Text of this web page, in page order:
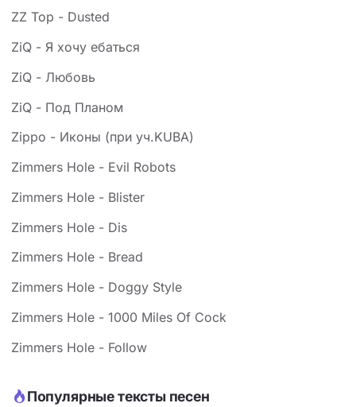
ZZ Top - Dusted
ZiQ - Я хочу ебаться
ZiQ - Любовь
ZiQ - Под Планом
Zippo - Иконы (при уч.KUBA)
Zimmers Hole - Evil Robots
Zimmers Hole - Blister
Zimmers Hole - Dis
Zimmers Hole - Bread
Zimmers Hole - Doggy Style
Zimmers Hole - 1000 Miles Of Cock
Zimmers Hole - Follow
Популярные тексты песен